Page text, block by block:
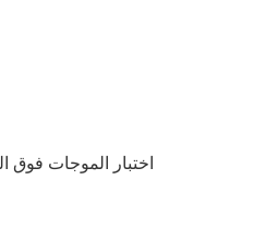
اختبار الموجات فوق